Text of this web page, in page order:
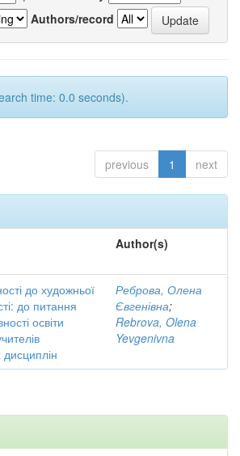
Authors/record
time: 0.0 seconds).
previous 1 next
Author(s)
до художньої
до питання
освіти
Реброва, Олена
Євгенівна;
Rebrova, Olena
Yevgenivna